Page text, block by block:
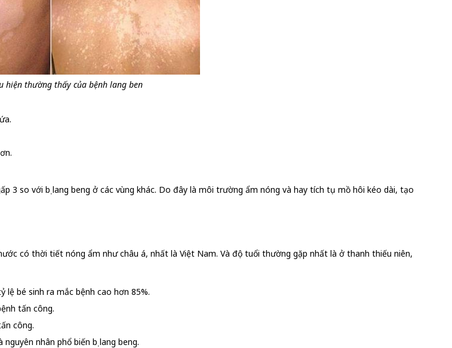
hiện thường thấy của bệnh lang ben
3 so với bị lang beng ở các vùng khác. Do đây là môi trường ẩm nóng và hay tích tụ mồ hôi kéo dài, tạo
có thời tiết nóng ẩm như châu á, nhất là Việt Nam. Và độ tuổi thường gặp nhất là ở thanh thiếu niên,
bé sinh ra mắc bệnh cao hơn 85%.
tấn công.
công.
nhân phổ biến bị lang beng.